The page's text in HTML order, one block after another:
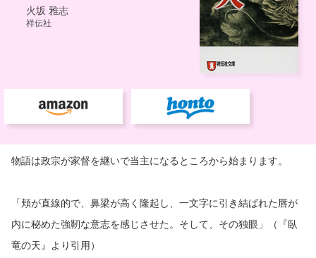
物語は政宗が家督を継いで当主になるところから始まります。
「頬が直線的で、鼻梁が高く隆起し、一文字に引き結ばれた唇が
内に秘めた強靭な意志を感じさせた。そして、その独眼」（『臥
竜の天』より引用）